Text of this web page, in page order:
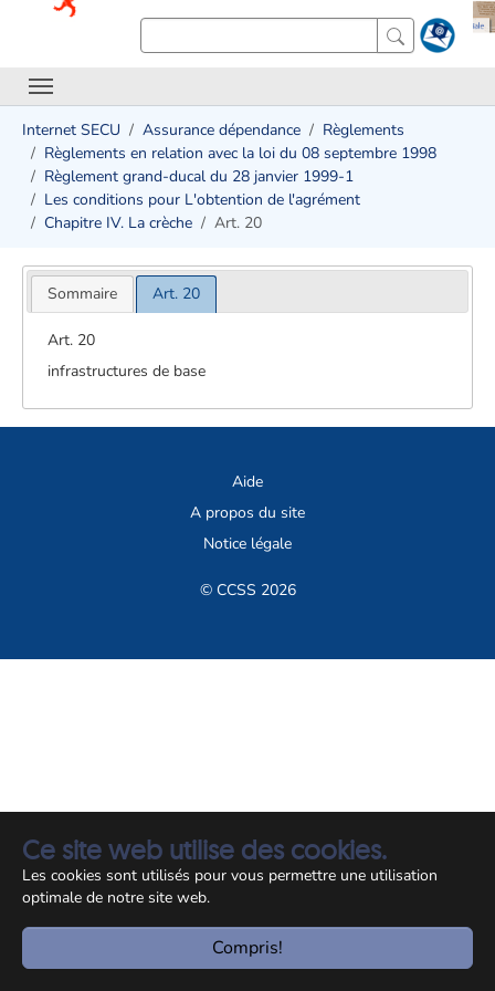
Ce site web utilise des cookies.
Les cookies sont utilisés pour vous permettre une utilisation
optimale de notre site web.
Compris!
Internet SECU Assurance dépendance
Règlements
Règlements en relation avec la loi du 08 septembre 1998
Règlement grand-ducal du 28 janvier 1999-1
Les conditions pour L'obtention de l'agrément
Chapitre IV. La crèche
Art. 20
Sommaire Art. 20
Art. 20
infrastructures de base
Aide
A propos du site
Notice légale
© CCSS 2026